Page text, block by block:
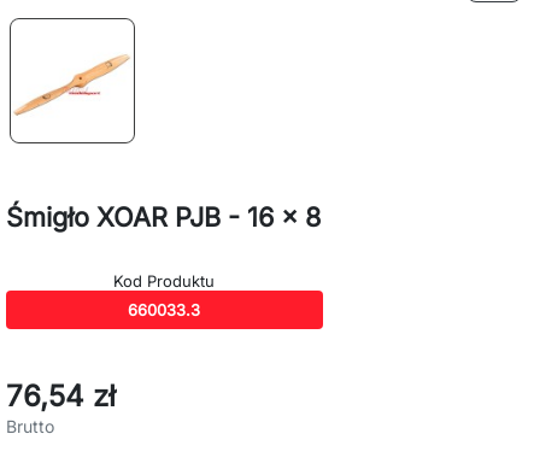
Śmigło XOAR PJB - 16 x 8
Kod Produktu
660033.3
76,54 zł
Brutto